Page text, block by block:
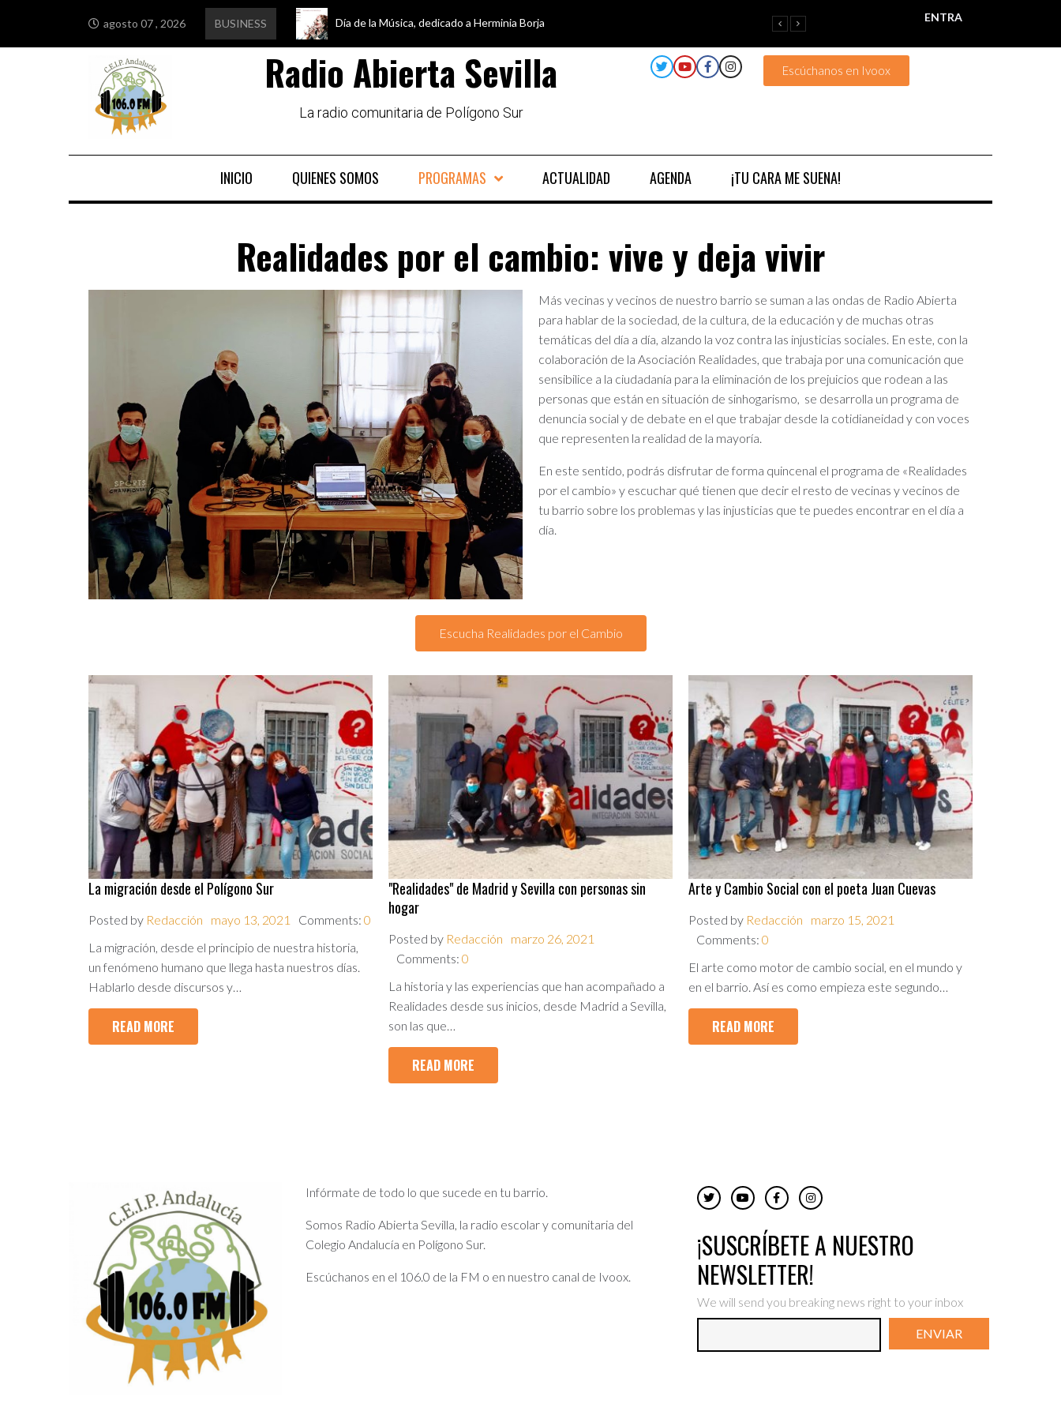
agosto 07 , 2026 BUSINESS Día de la Música, dedicado a Herminia Borja
Educar en igualdad, para un futuro sin machismo
Esta semana disfruta de oferta cultural en Asociación Solidaridad
Igualando al Sur, el cuidado y la limpieza del entorno ENTRA
Radio Abierta Sevilla
La radio comunitaria de Polígono Sur
Escúchanos en Ivoox
INICIO QUIENES SOMOS PROGRAMAS ACTUALIDAD AGENDA ¡TU CARA ME SUENA!
Realidades por el cambio: vive y deja vivir
Más vecinas y vecinos de nuestro barrio se suman a las ondas de Radio Abierta
para hablar de la sociedad, de la cultura, de la educación y de muchas otras
temáticas del día a día, alzando la voz contra las injusticias sociales. En este, con la
colaboración de la Asociación Realidades, que trabaja por una comunicación que
sensibilice a la ciudadanía para la eliminación de los prejuicios que rodean a las
personas que están en situación de sinhogarismo, se desarrolla un programa de
denuncia social y de debate en el que trabajar desde la cotidianeidad y con voces
que representen la realidad de la mayoría.
En este sentido, podrás disfrutar de forma quincenal el programa de «Realidades
por el cambio» y escuchar qué tienen que decir el resto de vecinas y vecinos de
tu barrio sobre los problemas y las injusticias que te puedes encontrar en el día a
día.
Escucha Realidades por el Cambio
La migración desde el Polígono Sur
Posted by Redacción mayo 13, 2021 Comments: 0
La migración, desde el principio de nuestra historia,
un fenómeno humano que llega hasta nuestros días.
Hablarlo desde discursos y…
READ MORE
"Realidades" de Madrid y Sevilla con personas sin
hogar
Posted by Redacción
marzo 26, 2021
Comments: 0
La historia y las experiencias que han acompañado a
Realidades desde sus inicios, desde Madrid a Sevilla,
son las que…
READ MORE
Arte y Cambio Social con el poeta Juan Cuevas
Posted by Redacción
marzo 15, 2021
Comments: 0
El arte como motor de cambio social, en el mundo y
en el barrio. Así es como empieza este segundo…
READ MORE
Infórmate de todo lo que sucede en tu barrio.
Somos Radio Abierta Sevilla, la radio escolar y comunitaria del
Colegio Andalucía en Polígono Sur.
Escúchanos en el 106.0 de la FM o en nuestro canal de Ivoox.
¡SUSCRÍBETE A NUESTRO
NEWSLETTER!
We will send you breaking news right to your inbox
ENVIAR